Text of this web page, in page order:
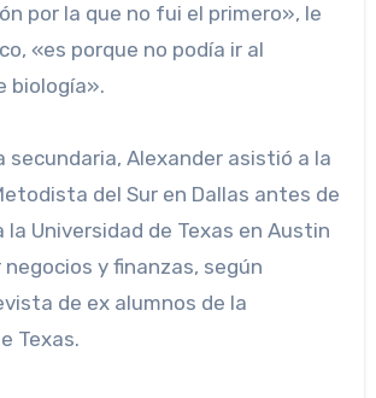
por la que no fui el primero», le
«es porque no podía ir al
biología».
secundaria, Alexander asistió a la
del Sur en Dallas antes de
Universidad de Texas en Austin
y finanzas, según
de ex alumnos de la
Texas.